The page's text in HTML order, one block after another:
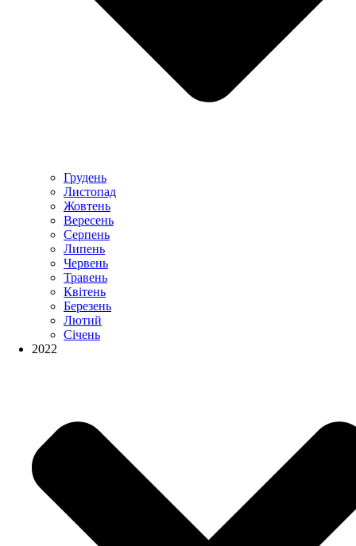
Грудень
Листопад
Жовтень
Вересень
Серпень
Липень
Червень
Травень
Квітень
Березень
Лютий
Січень
2022